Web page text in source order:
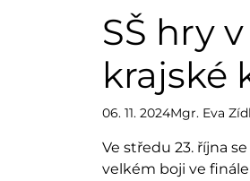
SŠ hry
krajské
06. 11. 2024Mgr. Eva
Ve středu 23. října
velkém boji ve